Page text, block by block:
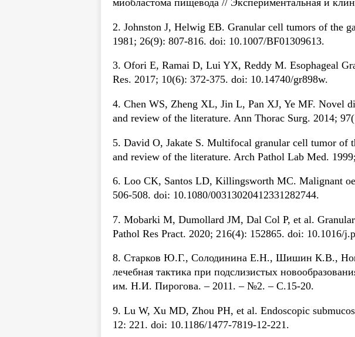
миобластома пищевода // Экспериментальная и
2. Johnston J, Helwig EB. Granular cell tumors of the
1981; 26(9): 807-816. doi: 10.1007/BF01309613.
3. Ofori E, Ramai D, Lui YX, Reddy M. Esophageal
Res. 2017; 10(6): 372-375. doi: 10.14740/gr898w.
4. Chen WS, Zheng XL, Jin L, Pan XJ, Ye MF. Novel
and review of the literature. Ann Thorac Surg. 2014;
5. David O, Jakate S. Multifocal granular cell tumor of
and review of the literature. Arch Pathol Lab Med.
6. Loo CK, Santos LD, Killingsworth MC. Malignant
506-508. doi: 10.1080/00313020412331282744.
7. Mobarki M, Dumollard JM, Dal Col P, et al.
Pathol Res Pract. 2020; 216(4): 152865. doi: 10.1016/
8. Старков Ю.Г., Солодинина Е.Н., Шишин К.В.,
лечебная тактика при подслизистых
им. Н.И. Пирогова. – 2011. – №2. – С.15-20.
9. Lu W, Xu MD, Zhou PH, et al. Endoscopic
12: 221. doi: 10.1186/1477-7819-12-221.